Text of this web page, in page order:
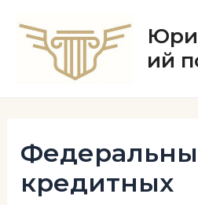
содержимому
ий
кредитных